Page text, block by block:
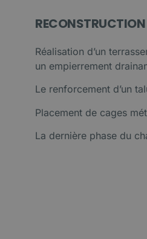
Réalisation d’un
un empierrement
Le renforcement d’un
Placement de cages
La dernière phase du